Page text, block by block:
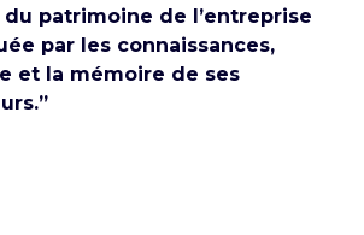
patrimoine de l’entreprise
par les connaissances,
et la mémoire de ses